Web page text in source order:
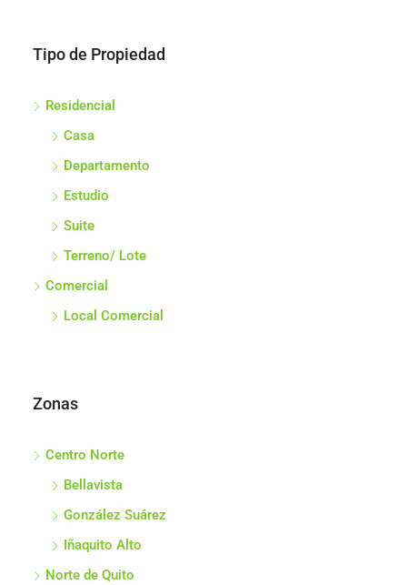
Tipo de Propiedad
Residencial
Casa
Departamento
Estudio
Suite
Terreno/ Lote
Comercial
Local Comercial
Zonas
Centro Norte
Bellavista
González Suárez
Iñaquito Alto
Norte de Quito